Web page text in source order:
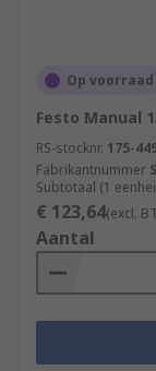
Op voorraad
Festo Manual
RS-stocknr. 175-
Fabrikantnummer
Subtotaal (1
€ 123,64(excl.
Aantal